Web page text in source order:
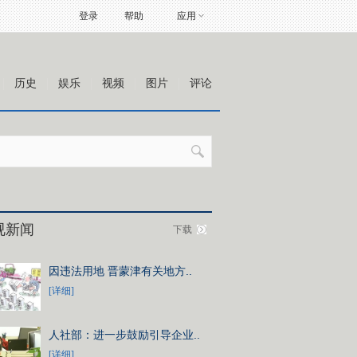
帮助 应用
登录
历史 娱乐 视频 图片 评论
新闻 下载
因违法用地 晋蒙津有关地方..
[详细]
人社部：进一步鼓励引导企业..
[详细]